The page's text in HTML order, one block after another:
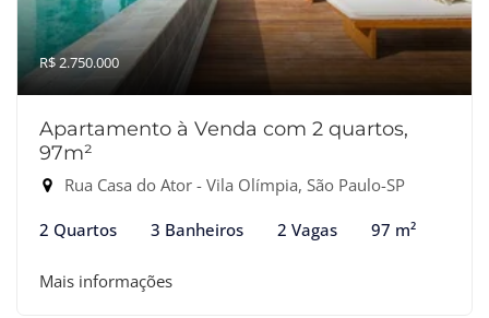
R$ 2.750.000
Apartamento à Venda com 2 quartos,
97m²
Rua Casa do Ator - Vila Olímpia, São Paulo-SP
2 Quartos 3 Banheiros 2 Vagas 97 m²
Mais informações